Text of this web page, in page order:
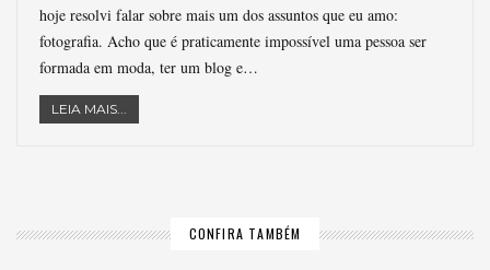
hoje resolvi falar sobre mais um dos assuntos que eu amo:
fotografia. Acho que é praticamente impossível uma pessoa ser
formada em moda, ter um blog e…
LEIA MAIS...
CONFIRA TAMBÉM